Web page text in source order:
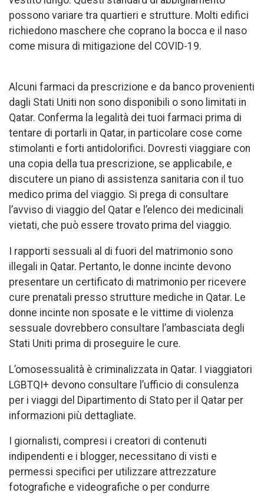
possono variare tra quartieri e strutture. Molti edifici
richiedono maschere che coprano la bocca e il naso
come misura di mitigazione del COVID-19.
Alcuni farmaci da prescrizione e da banco provenienti
dagli Stati Uniti non sono disponibili o sono limitati in
Qatar. Conferma la legalità dei tuoi farmaci prima di
tentare di portarli in Qatar, in particolare cose come
stimolanti e forti antidolorifici. Dovresti viaggiare con
una copia della tua prescrizione, se applicabile, e
discutere un piano di assistenza sanitaria con il tuo
medico prima del viaggio. Si prega di consultare
l’avviso di viaggio del Qatar e l’elenco dei medicinali
vietati, che può essere trovato prima del viaggio.
I rapporti sessuali al di fuori del matrimonio sono
illegali in Qatar. Pertanto, le donne incinte devono
presentare un certificato di matrimonio per ricevere
cure prenatali presso strutture mediche in Qatar. Le
donne incinte non sposate e le vittime di violenza
sessuale dovrebbero consultare l’ambasciata degli
Stati Uniti prima di proseguire le cure.
L’omosessualità è criminalizzata in Qatar. I viaggiatori
LGBTQI+ devono consultare l’ufficio di consulenza
per i viaggi del Dipartimento di Stato per il Qatar per
informazioni più dettagliate.
I giornalisti, compresi i creatori di contenuti
indipendenti e i blogger, necessitano di visti e
permessi specifici per utilizzare attrezzature
fotografiche e videografiche o per condurre